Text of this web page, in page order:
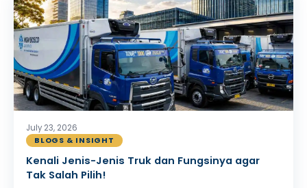
July 23, 2026
BLOGS & INSIGHT
Kenali Jenis-Jenis Truk dan Fungsinya agar
Tak Salah Pilih!